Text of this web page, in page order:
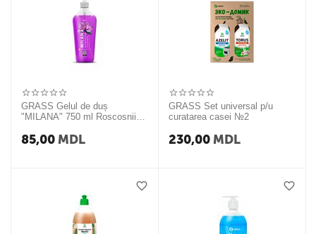
GRASS Gelul de duș
"MILANA" 750 ml Roscosnii
85,00 MDL
GRASS Set universal p/u
curatarea casei №2
230,00 MDL